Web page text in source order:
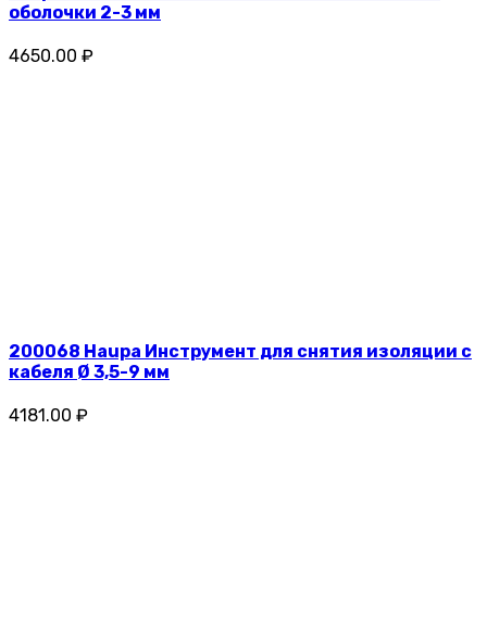
оболочки 2-3 мм
4650.00 ₽
200068 Haupa Инструмент для снятия изоляции c
кабеля Ø 3,5-9 мм
4181.00 ₽